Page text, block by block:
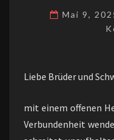
Mai 9,
Liebe Brüder und
mit einem offenen
Verbundenheit